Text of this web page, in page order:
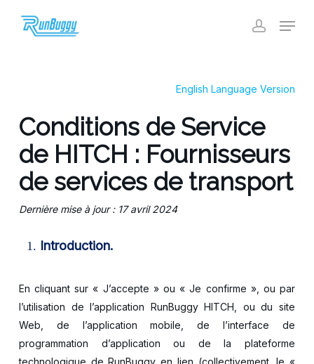
account
Menu
English Language Version
Conditions de Service
de HITCH : Fournisseurs
de services de transport
Dernière mise à jour : 17 avril 2024
Introduction.
En cliquant sur « J’accepte » ou « Je confirme », ou par
l’utilisation de l’application RunBuggy HITCH, ou du site
Web, de l’application mobile, de l’interface de
programmation d’application ou de la plateforme
technologique de RunBuggy en lien (collectivement, le «